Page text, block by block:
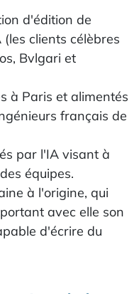
d'édition de
clients célèbres
Bvlgari et
à Paris et alimentés
français de
par l'IA visant à
équipes.
à l'origine, qui
avec elle son
d'écrire du